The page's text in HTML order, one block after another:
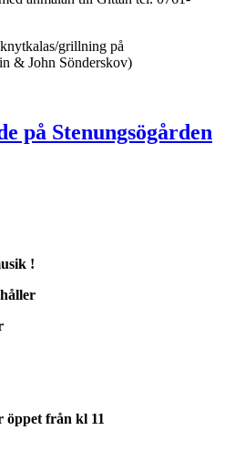
grillning på
& John Sönderskov)
på Stenungsögården
!
öppet från kl 11